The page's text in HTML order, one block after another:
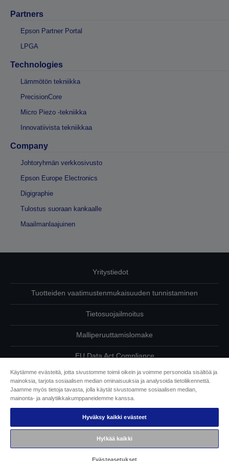
Partners
Epson Partner Portal
LPGA
Technologies
Lämmötön tekniikka
PrecisionCore
Micro Piezo -tekniikka
Innovatiivista tekniikkaa
Company
Johtoryhmän verkkosivusto
Epson Europe Electronics
Digigraphie
Tulostus suoraan kankaalle
Maailmanlaajuinen
Yritystiedot
Tuotteiden vaatimustenmukaisuuden tunnistaminen
Tietosuojailmoitus
Malliperuuttamislomake
EU Data Act Compliance
Ota meihin yhteyttä omista tiedoistasi
Tietoa evästeistä
Epson on sitoutunut saavutettavuuteen
Copyright © 2026 Seiko Epson
Käytämme evästeitä, jotta sivustomme toimii oikein ja voimme personoida sisältöä ja
mainoksia, tarjota sosiaalisen median ominaisuuksia ja analysoida tietoliikennettä.
Jaamme myös tietoja tavasta, jolla käytät sivustoamme sosiaalisen median,
mainonta- ja analytiikkakumppaneidemme kanssa.
Hyväksy kaikki evästeet
Hylkää kaikki
Evästeasetukset